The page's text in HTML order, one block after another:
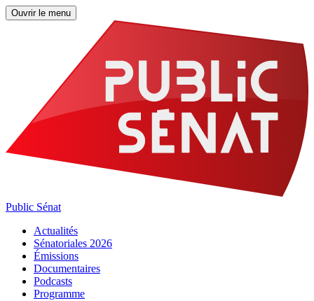
Ouvrir le menu
Public Sénat
Actualités
Sénatoriales 2026
Émissions
Documentaires
Podcasts
Programme